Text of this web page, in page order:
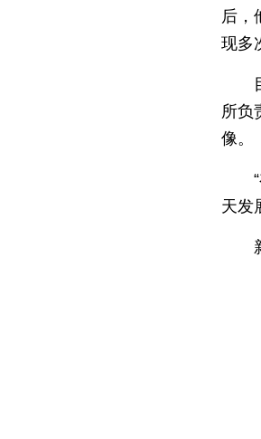
后，
现多
所负
像。
天发